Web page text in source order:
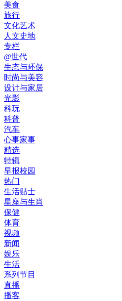
美食
旅行
文化艺术
人文史地
专栏
@世代
生态与环保
时尚与美容
设计与家居
光影
科玩
科普
汽车
心事家事
精选
特辑
早报校园
热门
生活贴士
星座与生肖
保健
体育
视频
新闻
娱乐
生活
系列节目
直播
播客